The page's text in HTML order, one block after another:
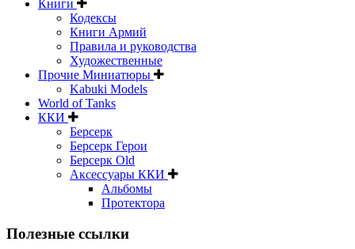
Книги
Кодексы
Книги Армий
Правила и руководства
Художественные
Прочие Миниатюры
Kabuki Models
World of Tanks
ККИ
Берсерк
Берсерк Герои
Берсерк Old
Аксессуары ККИ
Альбомы
Протектора
Полезные ссылки